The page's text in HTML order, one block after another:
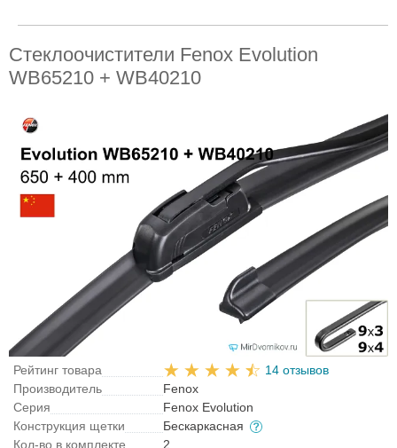
Стеклоочистители Fenox Evolution
WB65210 + WB40210
Рейтинг товара
14 отзывов
Производитель
Fenox
Серия
Fenox Evolution
Конструкция щетки
Бескаркасная
Кол-во в комплекте
2